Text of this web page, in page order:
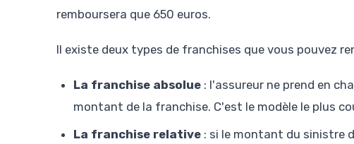
remboursera que 650 euros.
Il existe deux types de franchises que vous pouvez
La franchise absolue : l'assureur ne prend en
montant de la franchise. C'est le modèle le plus
La franchise relative : si le montant du sinistre